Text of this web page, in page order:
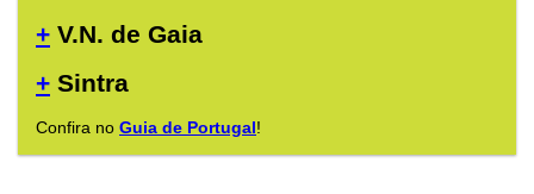
+ V.N. de Gaia
+ Sintra
Confira no Guia de Portugal!